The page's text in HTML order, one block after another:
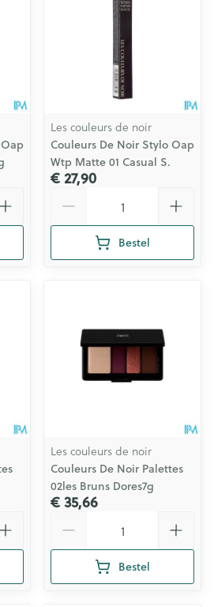
Les couleurs de noir
Couleurs De Noir Stylo Oap
Wtp Matte 01 Casual S.
€ 27,90
Bestel
Les couleurs de noir
Couleurs De Noir Palettes
02les Bruns Dores7g
€ 35,66
Bestel